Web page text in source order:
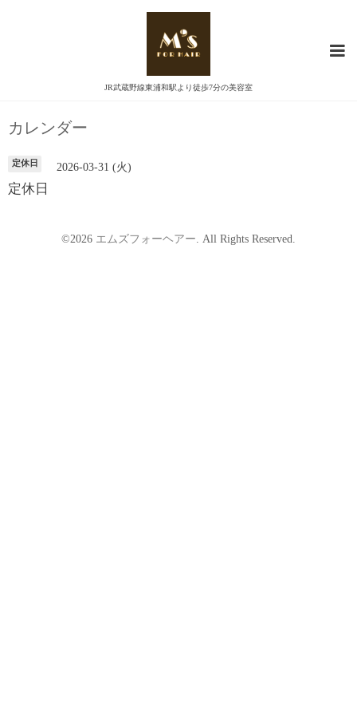
JR武蔵野線東浦和駅より徒歩7分の美容室
カレンダー
定休日 2026-03-31 (火)
定休日
©2026 エムズフォーヘアー . All Rights Reserved.